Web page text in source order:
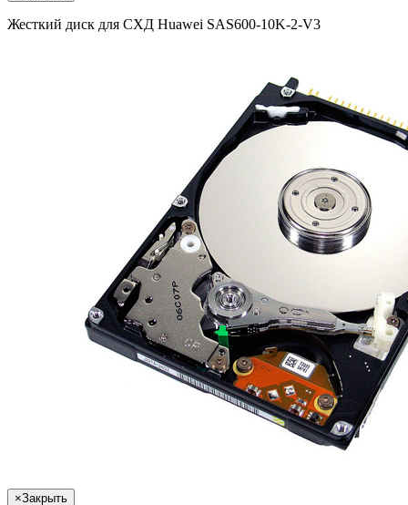
Жесткий диск для СХД Huawei SAS600-10K-2-V3
×Закрыть